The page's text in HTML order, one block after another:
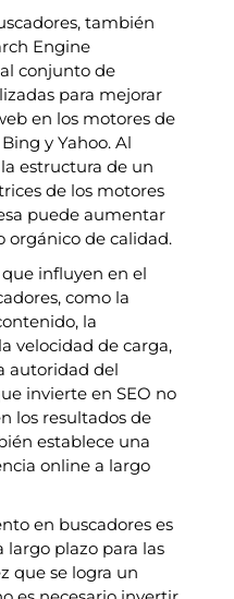
también
Engine
conjunto de
para mejorar
en los motores de
y Yahoo. Al
estructura de un
de los motores
puede aumentar
orgánico de calidad.
influyen en el
como la
la
velocidad de carga,
autoridad del
invierte en SEO no
los resultados de
establece una
online a largo
en buscadores es
plazo para las
que se logra un